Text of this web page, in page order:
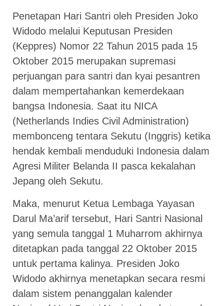
Penetapan Hari Santri oleh Presiden Joko
Widodo melalui Keputusan Presiden
(Keppres) Nomor 22 Tahun 2015 pada 15
Oktober 2015 merupakan supremasi
perjuangan para santri dan kyai pesantren
dalam mempertahankan kemerdekaan
bangsa Indonesia. Saat itu NICA
(Netherlands Indies Civil Administration)
membonceng tentara Sekutu (Inggris) ketika
hendak kembali menduduki Indonesia dalam
Agresi Militer Belanda II pasca kekalahan
Jepang oleh Sekutu.
Maka, menurut Ketua Lembaga Yayasan
Darul Ma’arif tersebut, Hari Santri Nasional
yang semula tanggal 1 Muharrom akhirnya
ditetapkan pada tanggal 22 Oktober 2015
untuk pertama kalinya. Presiden Joko
Widodo akhirnya menetapkan secara resmi
dalam sistem penanggalan kalender